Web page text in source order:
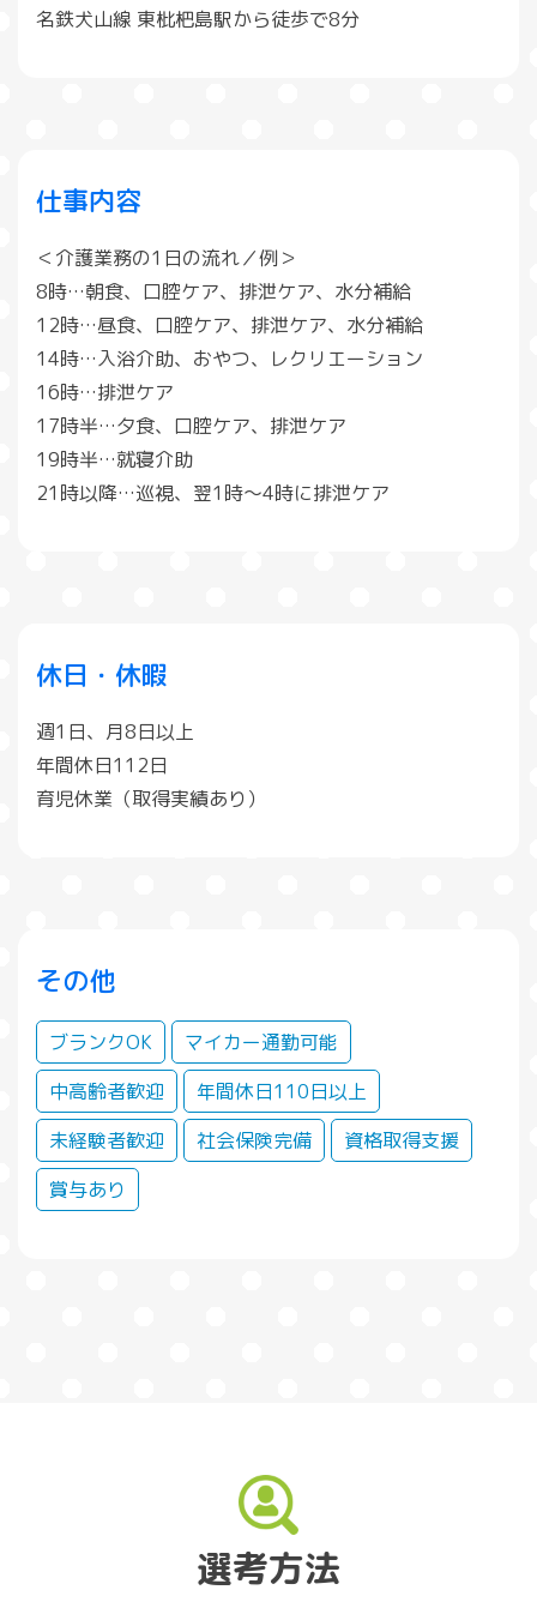
名鉄犬山線 東枇杷島駅から徒歩で8分
仕事内容
＜介護業務の1日の流れ／例＞
8時…朝食、口腔ケア、排泄ケア、水分補給
12時…昼食、口腔ケア、排泄ケア、水分補給
14時…入浴介助、おやつ、レクリエーション
16時…排泄ケア
17時半…夕食、口腔ケア、排泄ケア
19時半…就寝介助
21時以降…巡視、翌1時～4時に排泄ケア
休日・休暇
週1日、月8日以上
年間休日112日
育児休業（取得実績あり）
その他
ブランクOK
マイカー通勤可能
中高齢者歓迎
年間休日110日以上
未経験者歓迎
社会保険完備
資格取得支援
賞与あり
選考方法